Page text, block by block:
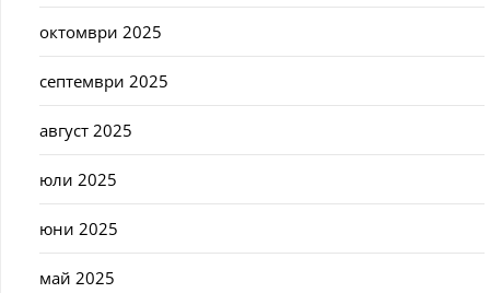
октомври 2025
септември 2025
август 2025
юли 2025
юни 2025
май 2025